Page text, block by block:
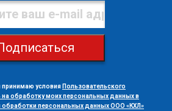
принимаю условия Пользовательского
обработку моих персональных данных в
обработки персональных данных ООО «КХЛ»